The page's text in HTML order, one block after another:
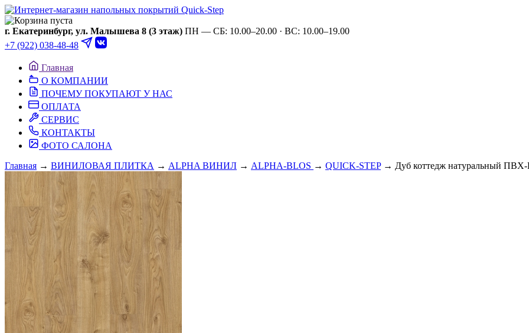
г. Екатеринбург, ул. Малышева 8 (3 этаж) ПН — СБ: 10.00–20.00 · ВС: 10.00–19.00
+7 (922) 038-48-48
Главная
О КОМПАНИИ
ПОЧЕМУ ПОКУПАЮТ У НАС
ОПЛАТА
СЕРВИС
КОНТАКТЫ
ФОТО САЛОНА
Главная → ВИНИЛОВАЯ ПЛИТКА → ALPHA ВИНИЛ → ALPHA-BLOS → QUICK-STEP→ Дуб коттедж натуральный